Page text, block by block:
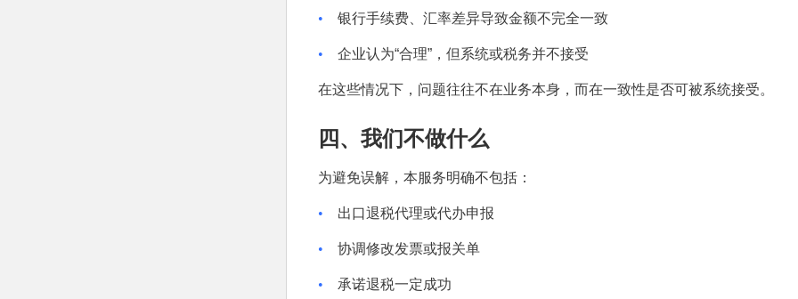
• 银行手续费、汇率差异导致金额不完全一致
• 企业认为“合理” ，但系统或税务并不接受
在这些情况下，问题往往不在业务本身，而在一致性是否可被系统接受。
四、我们不做什么
为避免误解，本服务明确不包括：
• 出口退税代理或代办申报
• 协调修改发票或报关单
• 承诺退税一定成功